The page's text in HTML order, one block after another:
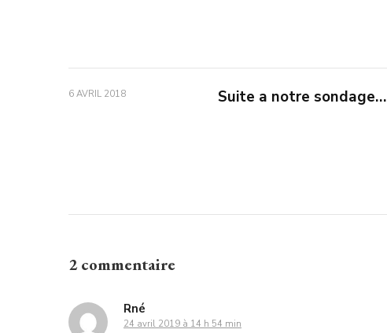
6 AVRIL 2018 Suite a notre sondage…
2 commentaire
Rné
24 avril 2019 à 14 h 54 min